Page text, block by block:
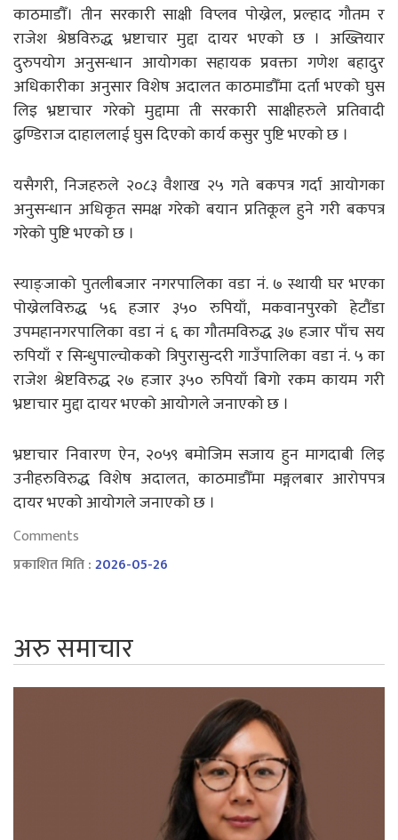
काठमाडौँ। तीन सरकारी साक्षी विप्लव पोख्रेल, प्रल्हाद गौतम र
राजेश श्रेष्ठविरुद्ध भ्रष्टाचार मुद्दा दायर भएको छ । अख्तियार
दुरुपयोग अनुसन्धान आयोगका सहायक प्रवक्ता गणेश बहादुर
अधिकारीका अनुसार विशेष अदालत काठमाडौँमा दर्ता भएको घुस
लिइ भ्रष्टाचार गरेको मुद्दामा ती सरकारी साक्षीहरुले प्रतिवादी
ढुण्डिराज दाहाललाई घुस दिएको कार्य कसुर पुष्टि भएको छ ।
यसैगरी, निजहरुले २०८३ वैशाख २५ गते बकपत्र गर्दा आयोगका
अनुसन्धान अधिकृत समक्ष गरेको बयान प्रतिकूल हुने गरी बकपत्र
गरेको पुष्टि भएको छ ।
स्याङ्जाको पुतलीबजार नगरपालिका वडा नं. ७ स्थायी घर भएका
पोख्रेलविरुद्ध ५६ हजार ३५० रुपियाँ, मकवानपुरको हेटौंडा
उपमहानगरपालिका वडा नं ६ का गौतमविरुद्ध ३७ हजार पाँच सय
रुपियाँ र सिन्धुपाल्चोकको त्रिपुरासुन्दरी गाउँपालिका वडा नंं. ५ का
राजेश श्रेष्टविरुद्ध २७ हजार ३५० रुपियाँ बिगो रकम कायम गरी
भ्रष्टाचार मुद्दा दायर भएको आयोगले जनाएको छ ।
भ्रष्टाचार निवारण ऐन, २०५९ बमोजिम सजाय हुन मागदाबी लिइ
उनीहरुविरुद्ध विशेष अदालत, काठमाडौँमा मङ्गलबार आरोपपत्र
दायर भएको आयोगले जनाएको छ ।
Comments
प्रकाशित मिति :2026-05-26
अरु समाचार